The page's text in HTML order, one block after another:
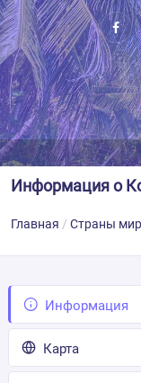
Информация о
Главная Страны
Информация
Карта